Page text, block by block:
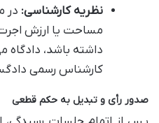
نظریه کارشناسی: در
مساحت یا ارزش
داشته باشد، دادگاه
کارشناس رسمی
صدور رأی و تبدیل به حکم قطعی